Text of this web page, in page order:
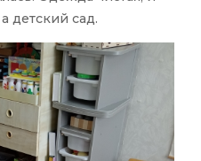
детский сад.